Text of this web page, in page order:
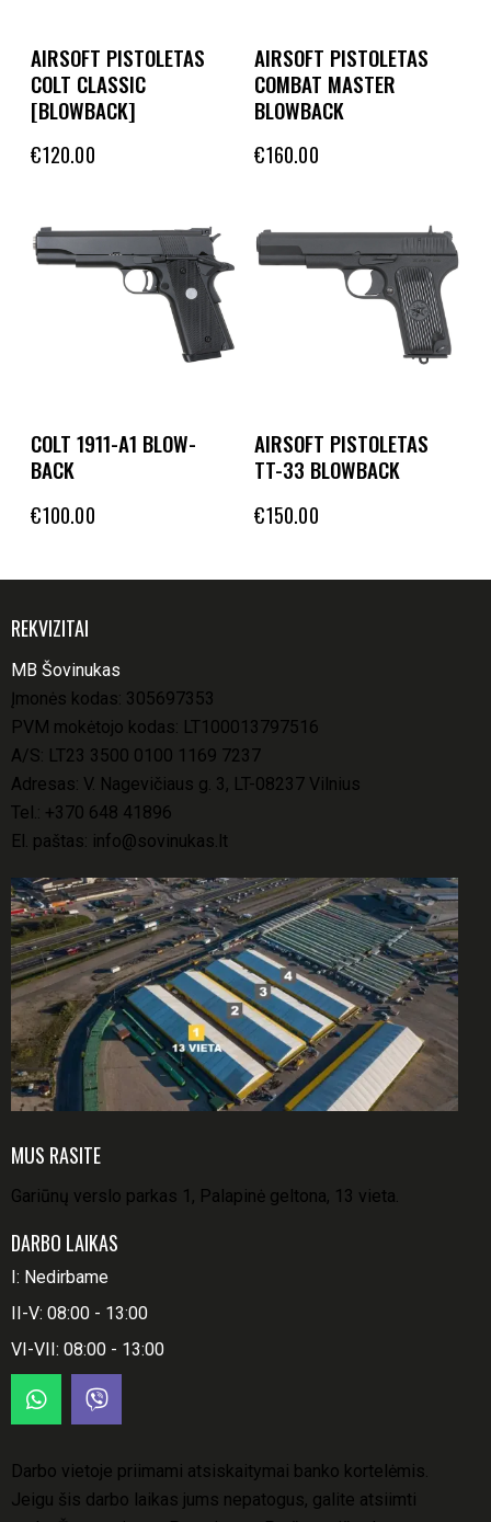
AIRSOFT PISTOLETAS
COLT CLASSIC
[BLOWBACK]
€120.00
AIRSOFT PISTOLETAS
COMBAT MASTER
BLOWBACK
€160.00
COLT 1911-A1 BLOW-
BACK
€100.00
AIRSOFT PISTOLETAS
TT-33 BLOWBACK
€150.00
REKVIZITAI
MB Šovinukas
Įmonės kodas: 305697353
PVM mokėtojo kodas: LT100013797516
A/S: LT23 3500 0100 1169 7237
Adresas: V. Nagevičiaus g. 3, LT-08237 Vilnius
Tel.: +370 648 41896
El. paštas: info@sovinukas.lt
MUS RASITE
Gariūnų verslo parkas 1, Palapinė geltona, 13 vieta.
DARBO LAIKAS
I: Nedirbame
II-V: 08:00 - 13:00
VI-VII: 08:00 - 13:00
Darbo vietoje priimami atsiskaitymai banko kortelėmis.
Jeigu šis darbo laikas jums nepatogus, galite atsiimti